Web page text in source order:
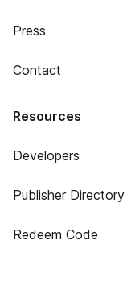
Press
Contact
Resources
Developers
Publisher Directory
Redeem Code